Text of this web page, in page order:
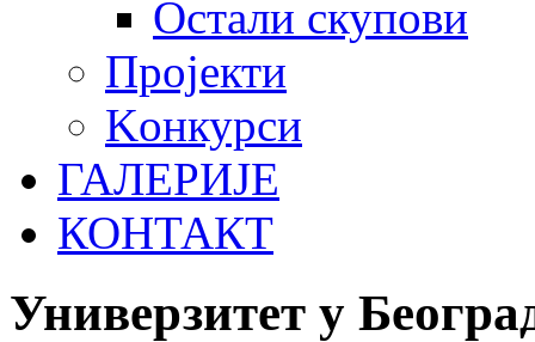
Остали скупови
Пројекти
Koнкурси
ГАЛЕРИЈЕ
КОНТАКТ
Универзитет у